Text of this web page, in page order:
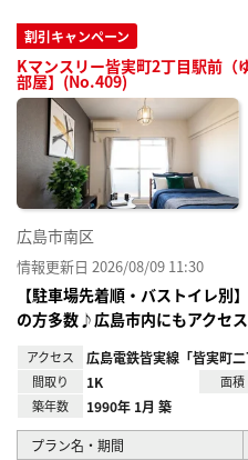
割引キャンペーン
Kマンスリー皆実町2丁目駅前（
部屋】(No.409)
広島市南区
情報更新日 2026/08/09 11:30
【駐車場先着順・バストイレ
の方多数♪広島市内にもアクセ
アクセス 広島電鉄皆実線「皆実町
間取り 1K 面積
築年数 1990年 1月 築
プラン名・期間